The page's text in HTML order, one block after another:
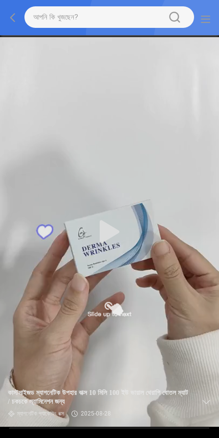
কাস্টমাইজড ম্যাগনেটিক উপহার বাক্স 10 মিলি 100 ইউ ভায়াল থেরাপি বোতল ম্যাট
/ চকচকে ল্যামিনেশন জন্য
ম্যাগনেটিক প্যাকেজিং বক্স 2025-08-28